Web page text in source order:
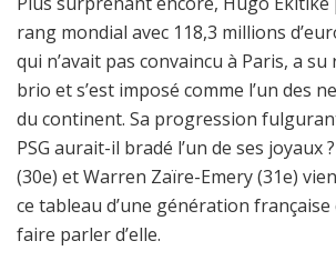
rang mondial avec 118,3 millions
qui n’avait pas convaincu à Paris, a
brio et s’est imposé comme l’un des
du continent. Sa progression
PSG aurait-il bradé l’un de ses joyaux
(30e) et Warren Zaïre-Emery (31e)
ce tableau d’une génération française
faire parler d’elle.